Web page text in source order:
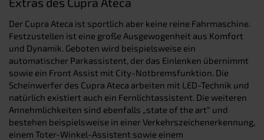
Der Cupra Ateca ist sportlich aber keine reine Fahrmaschine.
Festzustellen ist eine große Ausgewogenheit aus Komfort
und Dynamik. Geboten wird beispielsweise ein
automatischer Parkassistent, der das Einlenken übernimmt
sowie ein Front Assist mit City-Notbremsfunktion. Die
Scheinwerfer des Cupra Ateca arbeiten mit LED-Technik und
natürlich existiert auch ein Fernlichtassistent. Die weiteren
Annehmlichkeiten sind ebenfalls „state of the art“ und
bestehen beispielsweise in einer Verkehrszeichenerkennung,
einem Toter-Winkel-Assistent sowie einem